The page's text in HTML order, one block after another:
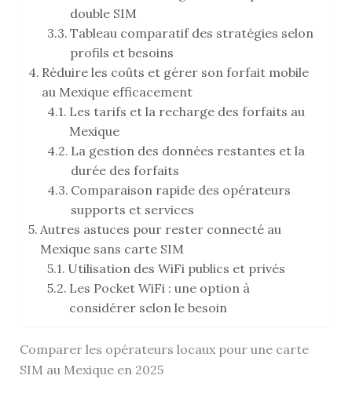
double SIM
Tableau comparatif des stratégies selon
profils et besoins
Réduire les coûts et gérer son forfait mobile
au Mexique efficacement
Les tarifs et la recharge des forfaits au
Mexique
La gestion des données restantes et la
durée des forfaits
Comparaison rapide des opérateurs
supports et services
Autres astuces pour rester connecté au
Mexique sans carte SIM
Utilisation des WiFi publics et privés
Les Pocket WiFi : une option à
considérer selon le besoin
Comparer les opérateurs locaux pour une carte
SIM au Mexique en 2025